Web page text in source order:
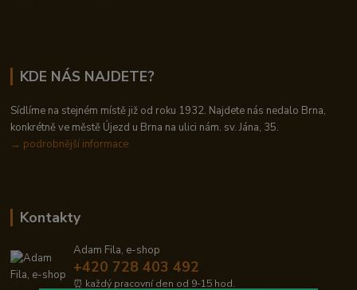
KDE NÁS NAJDETE?
Sídlíme na stejném místě již od roku 1932. Najdete nás nedalo Brna,
konkrétně ve městě Újezd u Brna na ulici nám. sv. Jána, 35.
→ podrobnější informace
Kontakty
Adam Fila, e-shop
+420 728 403 492
⏰ každý pracovní den od 9-15 hod.